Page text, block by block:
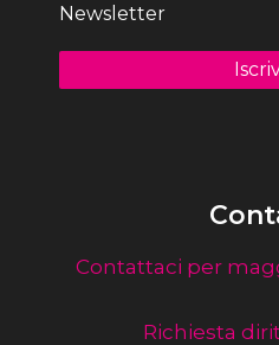
Newsletter
Contattaci per
Richiesta